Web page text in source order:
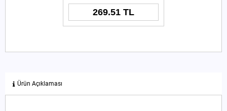
269.51 TL
Ürün Açıklaması